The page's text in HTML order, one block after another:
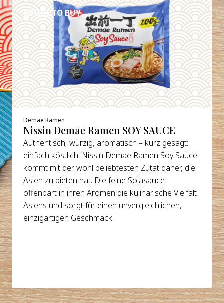
WHERE TO BUY
Demae Ramen
Nissin Demae Ramen SOY SAUCE
Authentisch, würzig, aromatisch – kurz gesagt:
einfach köstlich. Nissin Demae Ramen Soy Sauce
kommt mit der wohl beliebtesten Zutat daher, die
Asien zu bieten hat. Die feine Sojasauce
offenbart in ihren Aromen die kulinarische Vielfalt
Asiens und sorgt für einen unvergleichlichen,
einzigartigen Geschmack.